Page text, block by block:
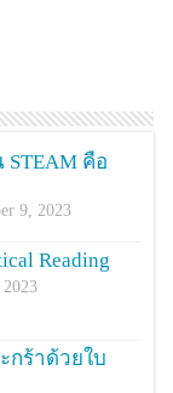
STEAM คือ
9, 2023
Reading
2023
กร้าด้วยใบ